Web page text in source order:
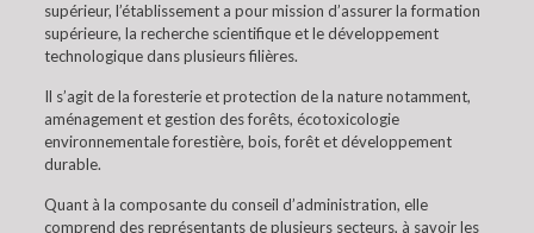
supérieur, l’établissement a pour mission d’assurer la formation
supérieure, la recherche scientifique et le développement
technologique dans plusieurs filières.
Il s’agit de la foresterie et protection de la nature notamment,
aménagement et gestion des forêts, écotoxicologie
environnementale forestière, bois, forêt et développement
durable.
Quant à la composante du conseil d’administration, elle
comprend des représentants de plusieurs secteurs, à savoir les